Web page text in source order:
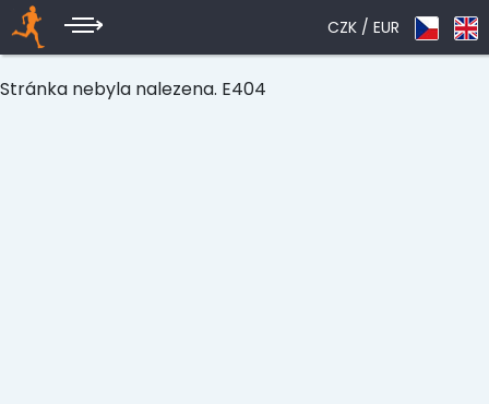
CZK / EUR
Stránka nebyla nalezena. E404